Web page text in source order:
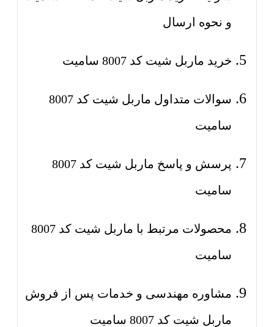
و نحوه ارسال
خرید ماربل شیت کد 8007 سامیت
سوالات متداول ماربل شیت کد 8007
سامیت
پرسش و پاسخ ماربل شیت کد 8007
سامیت
محصولات مرتبط با ماربل شیت کد 8007
سامیت
مشاوره مهندسی و خدمات پس از فروش
ماربل شیت کد 8007 سامیت